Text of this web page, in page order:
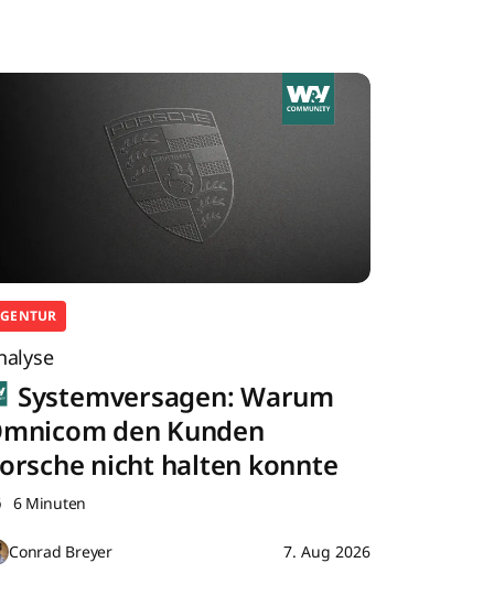
Systemversagen: Warum
den Kunden
nicht halten konnte
6 Minuten
Conrad Breyer 7. Aug 2026